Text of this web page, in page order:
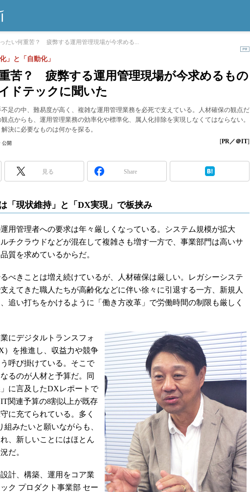
たい何重苦？ 疲弊する運用管理現場が今求める...
苦？ 疲弊する運用管理現場が今求めるもの
ドテックに聞いた
」と「自動化」
足の中、難易度が高く、複雑な運用管理業務を必死で支えている。人材確保の観点だ
点からも、運用管理業務の効率化や標準化、属人化排除を実現しなくてはならない。
決に必要なものは何かを探る。
公開 [PR／＠IT]
見る Share
「現状維持」と「DX実現」で板挟み
用管理者への要求は年々厳しくなっている。システム規模が拡大
チクラウドなどが混在して複雑さも増す一方で、事業部門は高いサ
質を求めているからだ。
べきことは増え続けているが、人材確保は厳しい。レガシーシステ
えてきた職人たちが高齢化などに伴い徐々に引退する一方、新規人
追い打ちをかけるように「働き方改革」で労働時間の制限も厳しく
にデジタルトランスフォ
）を推進し、収益力や競争
呼び掛けている。そこで
るのが人材と予算だ。同
に言及したDXレポートで
関連予算の8割以上が既存
に充てられている。多く
みたいと願いながらも、
、新しいことにはほとん
だ。
計、構築、運用をコア業
ク プロダクト事業部 セー